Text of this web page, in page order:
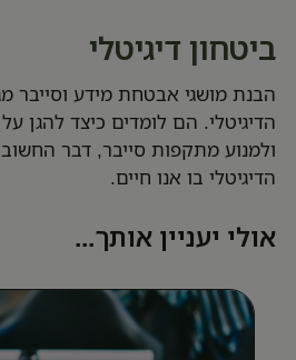
ביטחון דיגיטלי
הבנת מושגי אבטחת מידע וסייבר
הדיגיטלי. הם לומדים כיצד להגן
ולמנוע מתקפות סייבר, דבר
הדיגיטלי בו אנו חיים.
אולי יעניין אותך...